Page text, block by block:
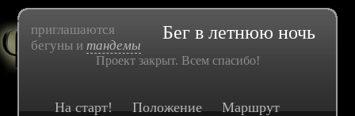
приглашаются
бегуны итандемы
Бег в летнюю ночь
Проект закрыт. Всем спасибо!
На старт! Положение Маршрут